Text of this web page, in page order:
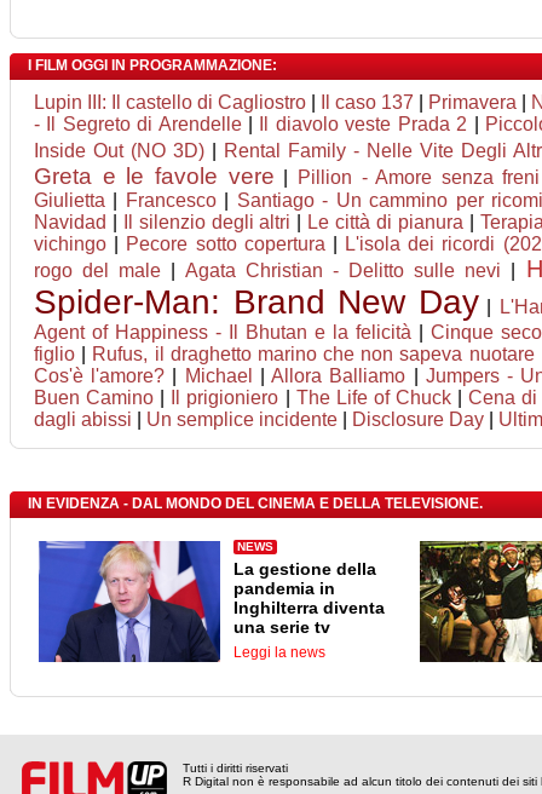
I FILM OGGI IN PROGRAMMAZIONE:
Lupin III: Il castello di Cagliostro Il caso 137 Primavera
- Il Segreto di Arendelle| Il diavolo veste Prada 2
Inside Out (NO 3D)
Rental Family - Nelle Vite Degli
Greta e le favole vere Pillion - Amore senza freni
Giulietta
Francesco| Santiago - Un cammino per
Navidad
Il silenzio degli altri Le città di pianura
vichingo
Pecore sotto copertura
L'isola dei ricordi
rogo del male
Agata Christian - Delitto sulle nevi
Spider-Man: Brand New Day
Agent of Happiness - Il Bhutan e la felicità
Cinque
figlio
Rufus, il draghetto marino che non sapeva nuotare
Cos'è l'amore?
Michael |Allora Balliamo
Jumpers -
Buen Camino
Il prigioniero The Life of Chuck |Cena di
dagli abissi
Un semplice incidente Disclosure Day
IN EVIDENZA - DAL MONDO DEL CINEMA E DELLA TELEVISIONE.
NEWS
La gestione della
pandemia in
Inghilterra diventa
una serie tv
Leggi la news
Tutti i diritti riservati
R Digital non è responsabile ad alcun titolo dei contenuti dei siti